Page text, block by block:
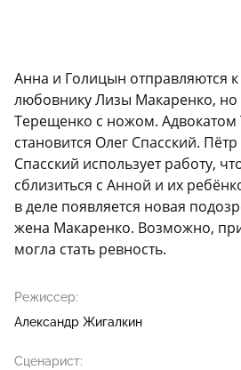
Анна и Голицын отправляются
любовнику Лизы Макаренко, но
Терещенко с ножом.
становится Олег Спасский.
Спасский использует работу,
сблизиться с Анной и их
в деле появляется новая
жена Макаренко. Возможно,
могла стать ревность.
Режиссер:
Александр Жигалкин
Сценарист: